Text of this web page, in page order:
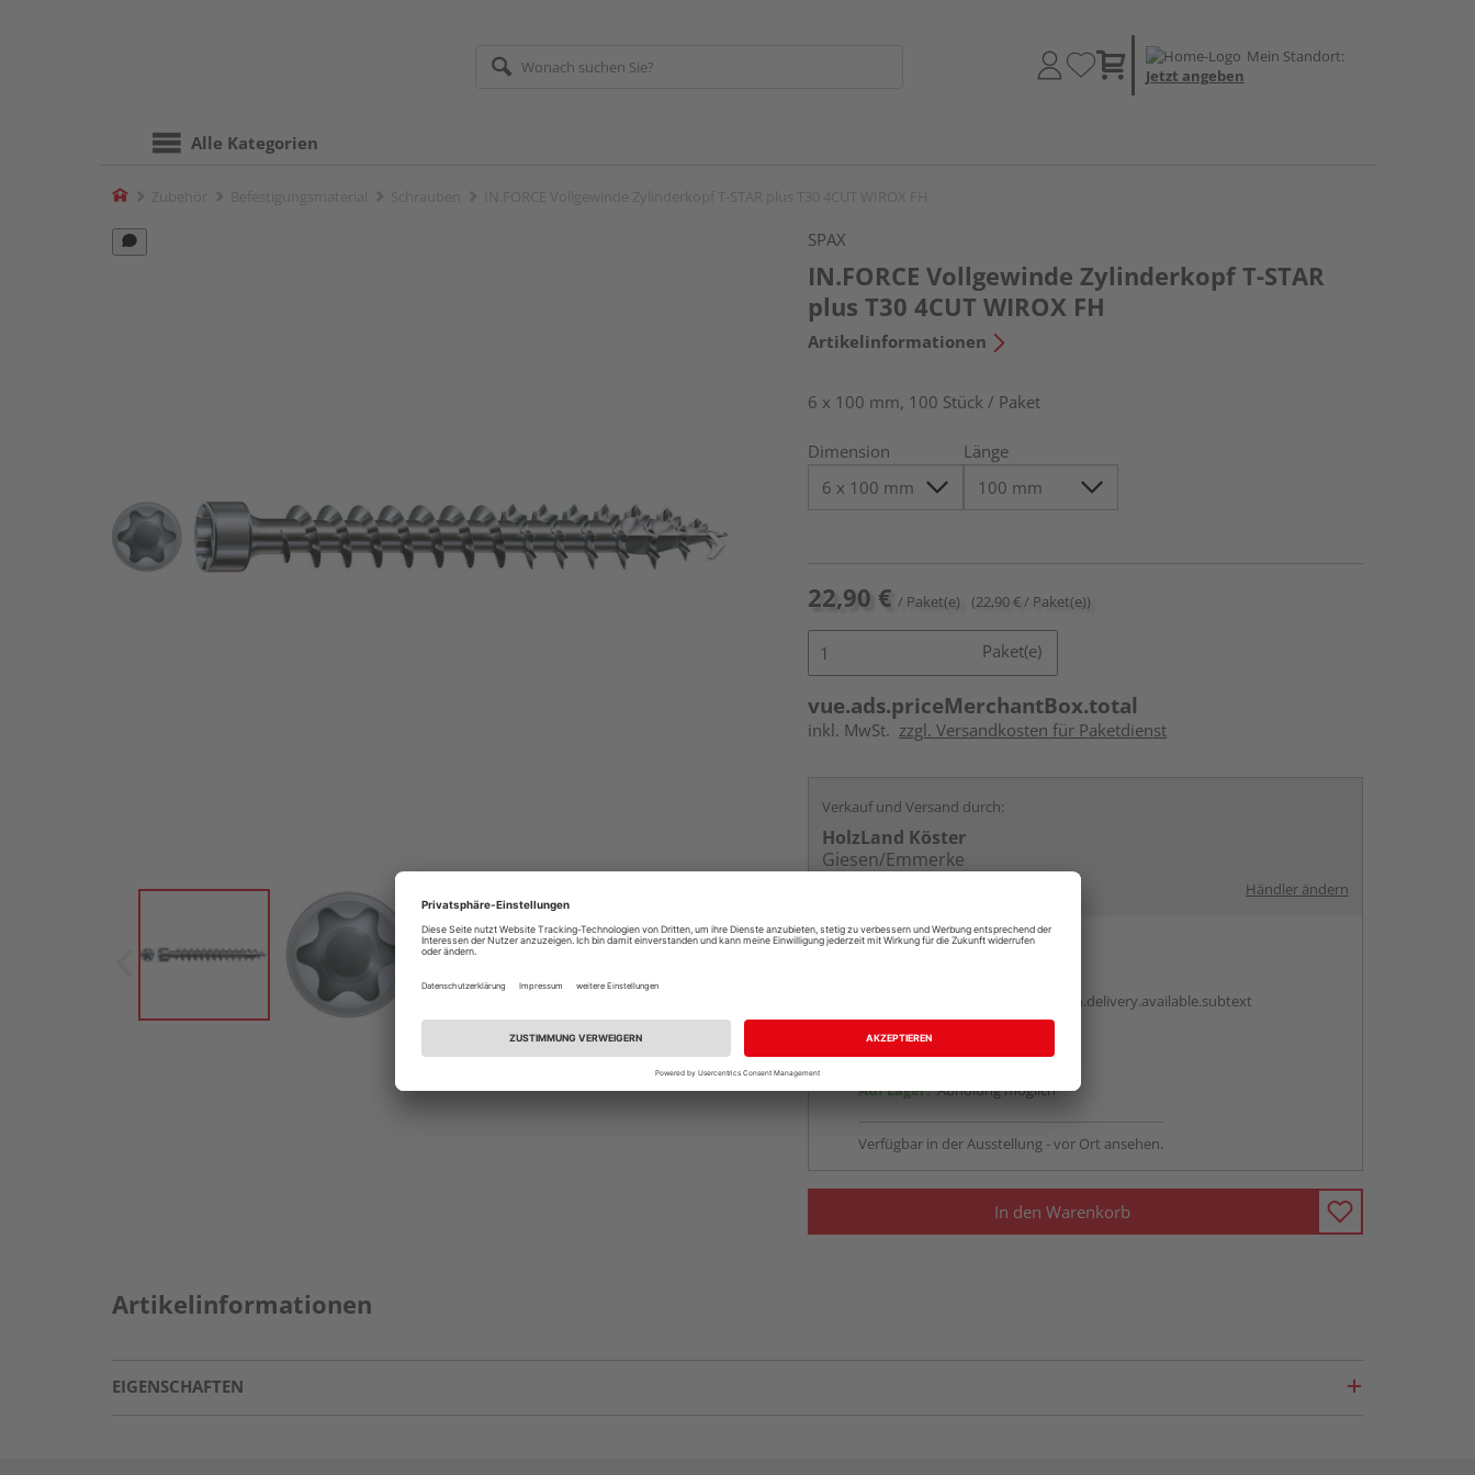
Mein Standort:
Jetzt angeben
Alle Kategorien
Home
SPAX
IN.FORCE Vollgewinde Zylinderkopf T-STAR
plus T30 4CUT WIROX FH
Artikelinformationen
6 x 100 mm, 100 Stück / Paket
Dimension Länge
22,90 € / Paket(e) (22,90 € / Paket(e))
Paket(e)
vue.ads.priceMerchantBox.total
inkl. MwSt. zzgl. Versandkosten für Paketdienst
Verkauf und Versand durch:
HolzLand Köster
Giesen/Emmerke
Händler ändern
Online bestellen
vue.ads.priceMerchantBox.option.delivery.available.subtext
Beim Händler abholen
Auf Lager:Abholung möglich
Verfügbar in der Ausstellung - vor Ort ansehen.
In den Warenkorb
Artikelinformationen
EIGENSCHAFTEN